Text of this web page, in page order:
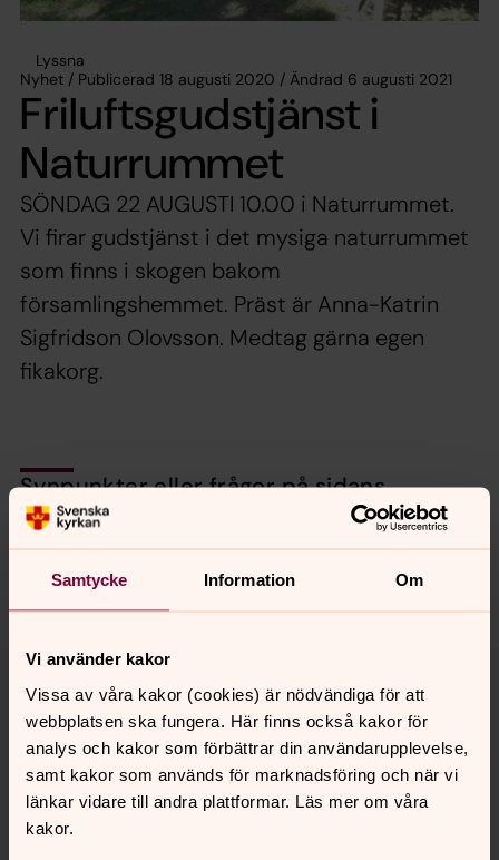
Samtycke Information Om
Vi använder kakor
Vissa av våra kakor (cookies) är nödvändiga för att
webbplatsen ska fungera. Här finns också kakor för
analys och kakor som förbättrar din användarupplevelse,
samt kakor som används för marknadsföring och när vi
länkar vidare till andra plattformar. Läs mer om våra
kakor.
Lyssna
Nyhet / Publicerad 18 augusti 2020 / Ändrad 6 augusti 2021
Friluftsgudstjänst i
Naturrummet
SÖNDAG 22 AUGUSTI 10.00 i Naturrummet.
Vi firar gudstjänst i det mysiga naturrummet
som finns i skogen bakom
församlingshemmet. Präst är Anna-Katrin
Sigfridson Olovsson. Medtag gärna egen
fikakorg.
Synpunkter eller frågor på sidans
innehåll?
nora.tarnsjo.forsamling@svenskakyrkan.se
Dela
Tillbaka till toppen
Tillbaka till innehållet
Kontakt